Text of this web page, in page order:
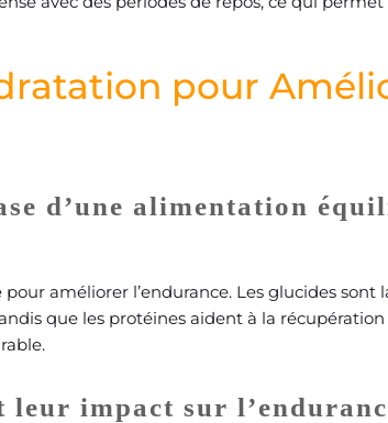
pour
d’une alimentation
améliorer l’endurance. Les glucides sont
que les protéines aident à la
leur impact sur